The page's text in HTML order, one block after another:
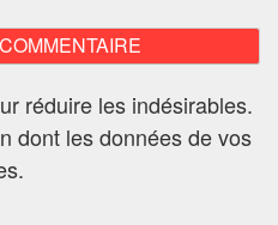
réduire les indésirables.
dont les données de vos
.